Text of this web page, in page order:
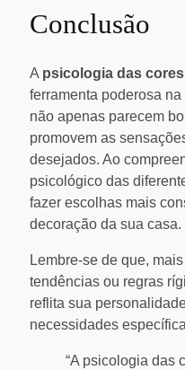
Conclusão
A psicologia das
ferramenta poderosa
não apenas parecem
promovem as
desejados. Ao
psicológico das
fazer escolhas mais
decoração da sua casa.
Lembre-se de que,
tendências ou regras
reflita sua
necessidades
“A psicologia das